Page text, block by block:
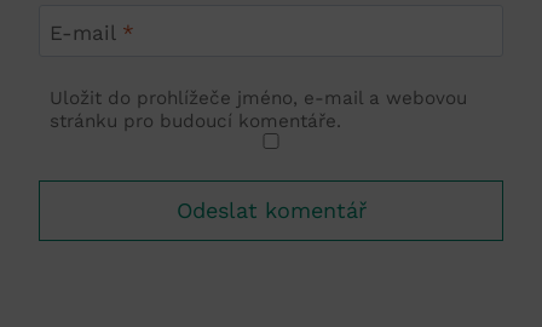
E-mail *
Uložit do prohlížeče jméno, e-mail a webovou
stránku pro budoucí komentáře.